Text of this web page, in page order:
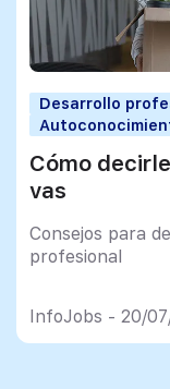
Desarrollo
Cómo
vas
Consejos para
profesional
InfoJobs - 20/